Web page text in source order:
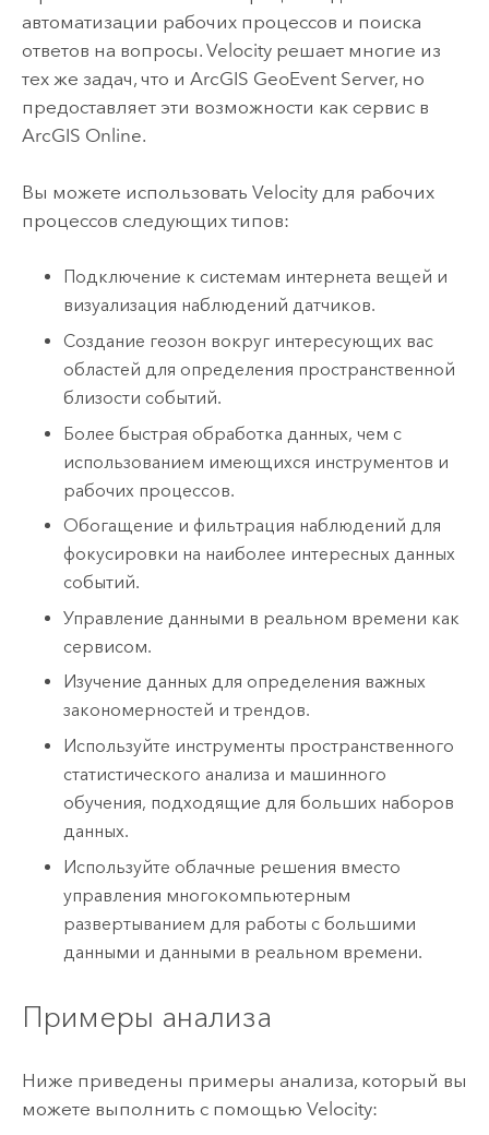
автоматизации рабочих процессов и поиска
ответов на вопросы. Velocityрешает многие из
тех же задач, что и ArcGIS GeoEvent Server, но
предоставляет эти возможности как сервис в
ArcGIS Online.
Вы можете использовать Velocityдля рабочих
процессов следующих типов:
Подключение к системам интернета вещей и
визуализация наблюдений датчиков.
Создание геозон вокруг интересующих вас
областей для определения пространственной
близости событий.
Более быстрая обработка данных, чем с
использованием имеющихся инструментов и
рабочих процессов.
Обогащение и фильтрация наблюдений для
фокусировки на наиболее интересных данных
событий.
Управление данными в реальном времени как
сервисом.
Изучение данных для определения важных
закономерностей и трендов.
Используйте инструменты пространственного
статистического анализа и машинного
обучения, подходящие для больших наборов
данных.
Используйте облачные решения вместо
управления многокомпьютерным
развертыванием для работы с большими
данными и данными в реальном времени.
Примеры анализа
Ниже приведены примеры анализа, который вы
можете выполнить с помощью Velocity: